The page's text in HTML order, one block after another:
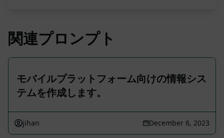
関連プロンプト
モバイルプラットフォーム向けの情報シス
テムを作成します。
jihan December 6, 2023